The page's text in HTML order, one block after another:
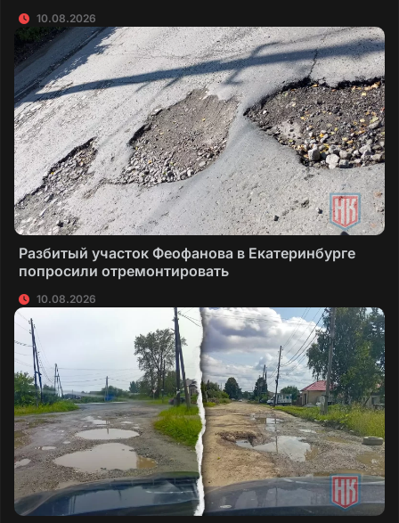
10.08.2026
Разбитый участок Феофанова в Екатеринбурге
попросили отремонтировать
10.08.2026